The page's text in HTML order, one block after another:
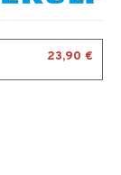
23,90 €